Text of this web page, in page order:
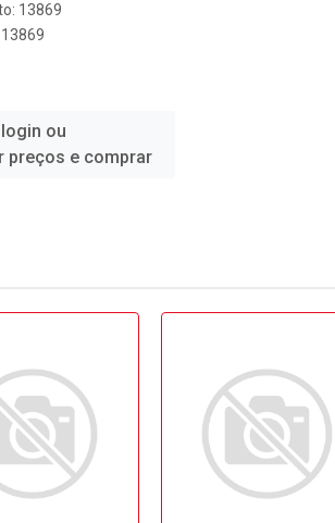
13869
ou
preços e comprar